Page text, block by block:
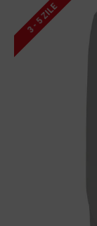
3 - 5 ZILE